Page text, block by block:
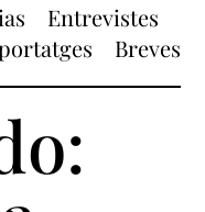
Entrevistes
Breves